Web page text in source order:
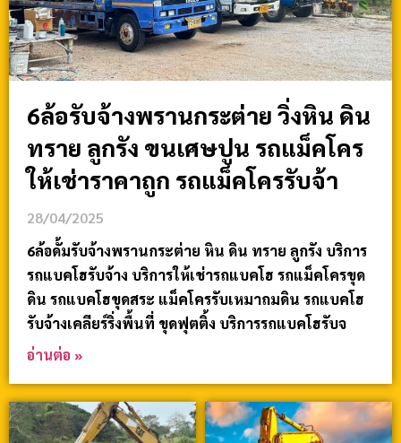
6ล้อรับจ้างพรานกระต่าย วิ่งหิน ดิน
ทราย ลูกรัง ขนเศษปูน รถแม็คโคร
ให้เช่าราคาถูก รถแม็คโครรับจ้า
28/04/2025
6ล้อดั้มรับจ้างพรานกระต่าย หิน ดิน ทราย ลูกรัง บริการ
รถแบคโฮรับจ้าง บริการให้เช่ารถแบคโฮ รถแม็คโครขุด
ดิน รถแบคโฮขุดสระ แม็คโครรับเหมาถมดิน รถแบคโฮ
รับจ้างเคลียร์ริ่งพื้นที่ ขุดฟุตติ้ง บริการรถแบคโฮรับจ
อ่านต่อ »